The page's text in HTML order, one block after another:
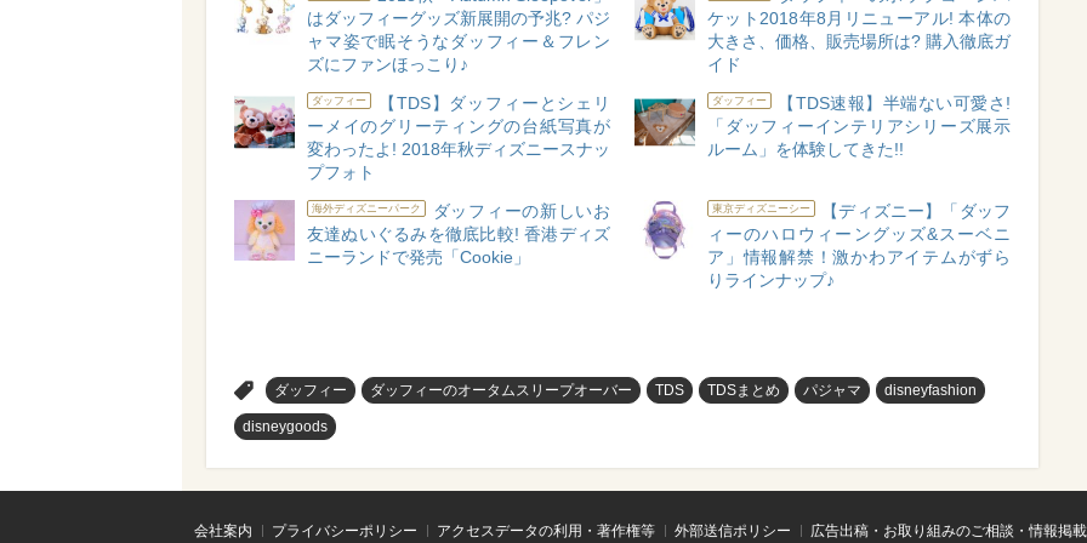
はダッフィーグッズ新展開の予兆? パジ
ャマ姿で眠そうなダッフィー＆フレン
ズにファンほっこり♪
ケット2018年8月リニューアル! 本体の
大きさ、価格、販売場所は? 購入徹底ガ
イド
ダッフィー
【TDS】ダッフィーとシェリ
ーメイのグリーティングの台紙写真が
変わったよ! 2018年秋ディズニースナッ
プフォト
ダッフィー
【TDS速報】半端ない可愛さ!
「ダッフィーインテリアシリーズ展示
ルーム」を体験してきた!!
海外ディズニーパーク
ダッフィーの新しいお
友達ぬいぐるみを徹底比較! 香港ディズ
ニーランドで発売「Cookie」
東京ディズニーシー
【ディズニー】「ダッフ
ィーのハロウィーングッズ&スーベニ
ア」情報解禁！激かわアイテムがずら
りラインナップ♪
ダッフィー ダッフィーのオータムスリープオーバー TDS TDSまとめ パジャマ disneyfashion
disneygoods
会社案内 プライバシーポリシー アクセスデータの利用・著作権等 外部送信ポリシー 広告出稿・お取り組みのご相談・情報掲